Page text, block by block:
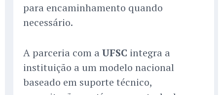
para encaminhamento quando
necessário.
A parceria com a UFSC integra a
instituição a um modelo nacional
baseado em suporte técnico,